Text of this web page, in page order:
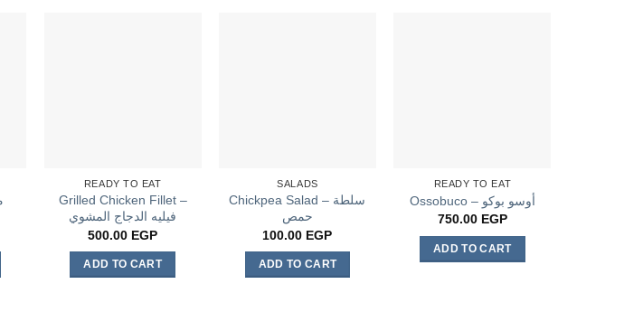
READY TO EAT
Grilled Chicken Fillet –
فيليه الدجاج المشوي
500.00 EGP
ADD TO CART
SALADS
Chickpea Salad – سلطة
حمص
100.00 EGP
ADD TO CART
READY TO EAT
Ossobuco – أوسو بوكو
750.00 EGP
ADD TO CART